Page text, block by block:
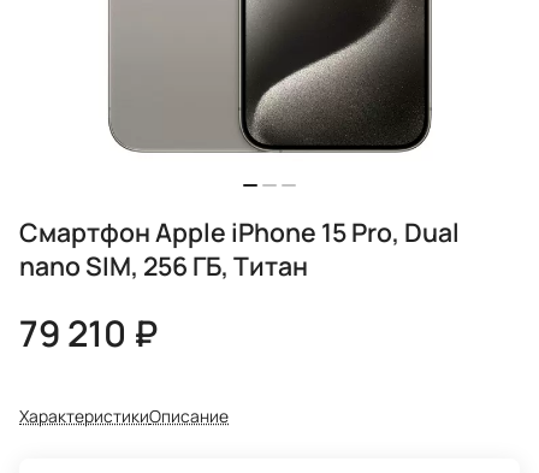
Смартфон Apple iPhone 15 Pro, Dual
nano SIM, 256 ГБ, Титан
79 210 ₽
ХарактеристикиОписание